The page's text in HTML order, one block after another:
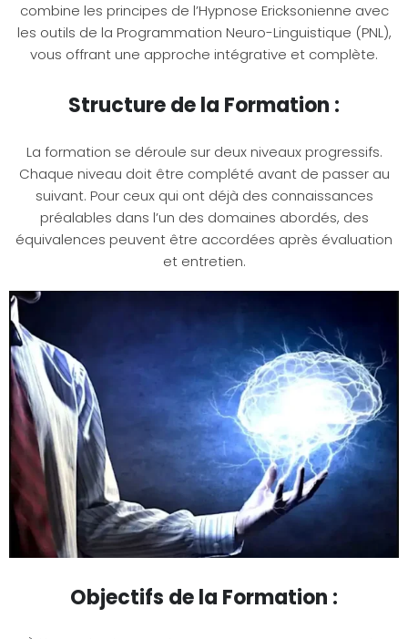
combine les principes de l’Hypnose Ericksonienne avec
les outils de la Programmation Neuro-Linguistique (PNL),
vous offrant une approche intégrative et complète.
Structure de la Formation :
La formation se déroule sur deux niveaux progressifs.
Chaque niveau doit être complété avant de passer au
suivant. Pour ceux qui ont déjà des connaissances
préalables dans l’un des domaines abordés, des
équivalences peuvent être accordées après évaluation
et entretien.
Objectifs de la Formation :